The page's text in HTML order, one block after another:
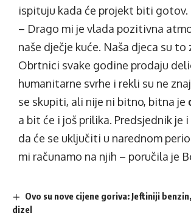
ispituju kada će projekt biti gotov.
– Drago mi je vlada pozitivna
naše dječje kuće. Naša djeca su to
Obrtnici svake godine prodaju
humanitarne svrhe i rekli su ne
se skupiti, ali nije ni bitno, bitna je
a bit će i još prilika. Predsjednik je
da će se uključiti u narednom
mi računamo na njih – poručila je
Ovo su nove cijene goriva: Jeftiniji
dizel